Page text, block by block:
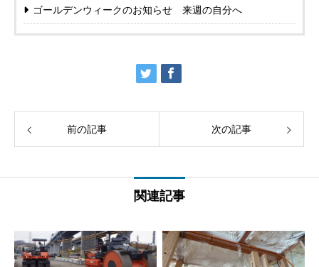
ゴールデンウィークのお知らせ 来週の自分へ
前の記事 次の記事
関連記事